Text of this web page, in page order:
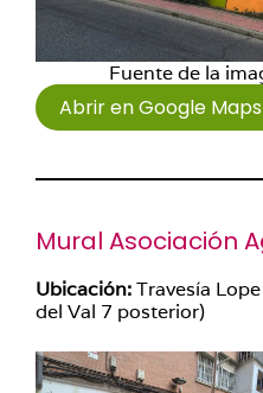
Fuente de la
Abrir en Google Maps
Mural Asociación
Ubicación:Travesía
del Val 7 posterior)